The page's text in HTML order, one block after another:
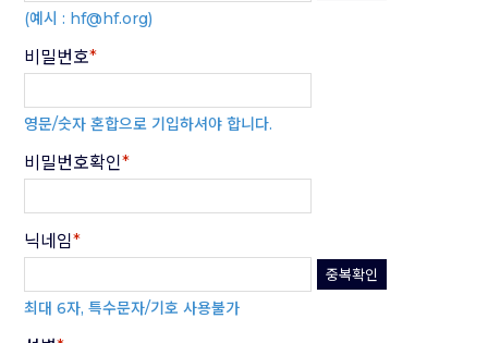
제4조 (회원가입 신청 거부와 해제)
(1) 관리자는 아래 각 호의 경우에는 회원 가입 신청을 거부하거
나, 이미 회원으로 가입한 경우에는 해당 회원과의 서비스 이용계
1) 회원 가입신청시 기재한 내용이 허위로 판명된 경우
2) 타인의 명의를 이용하여 회원 가입신청을 하는 경우
고 인정되는 경우
(1) 관리자는 회원이 게시하거나 등록하는 희파사 내의 게시물 등
의 내용이 아래에 해당한다고 판단되는 경우에 사전통지 없이 삭
① 다른 회원 또는 제3자를 비방하거나 중상모략으로 명예를 훼
처리결과 통보 등을 목적으로 개인정보를 처리합니다.
서비스 제공, 콘텐츠 제공, 본인인증, 요금결제·정산 등을 목적으
행사안내, 서비스의 유효성 확인, 접속빈도 파악 또는 회원의 서비
5. 개인영상정보
범죄의 예방 및 수사, 시설안전 및 화재예방 등을 목적으로 개인정
제2조(개인정보의 수집항목 및 보유기간)
1. “희파사” 이용자의 개인정보는「개인정보 보호법」에 따라 원
칙적으로 정보주체의 동의를 거쳐 수집하며 수집항목과 보유기간
개인정보파일
(예시 : hf@hf.org)
비밀번호*
영문/숫자 혼합으로 기입하셔야 합니다.
비밀번호확인*
닉네임*
중복확인
최대 6자, 특수문자/기호 사용불가